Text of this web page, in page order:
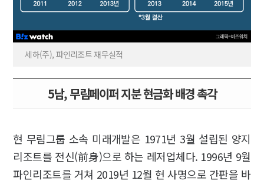
세하(주), 파인리조트 재무실적
5남, 무림페이퍼 지분 현금화 배경 촉각
현 무림그룹 소속 미래개발은 1971년 3월 설립된 양지
리조트를 전신(前身)으로 하는 레저업체다. 1996년 9월
파인리조트를 거쳐 2019년 12월 현 사명으로 간판을 바